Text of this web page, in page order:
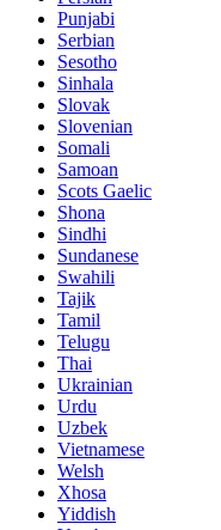
Punjabi
Serbian
Sesotho
Sinhala
Slovak
Slovenian
Somali
Samoan
Scots Gaelic
Shona
Sindhi
Sundanese
Swahili
Tajik
Tamil
Telugu
Thai
Ukrainian
Urdu
Uzbek
Vietnamese
Welsh
Xhosa
Yiddish